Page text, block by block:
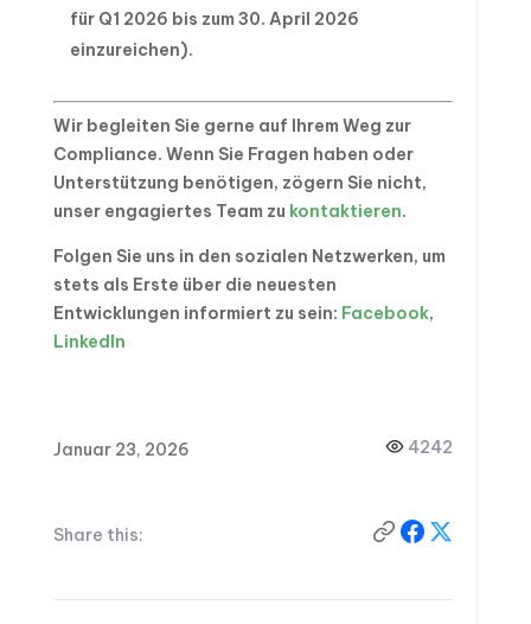
für Q1 2026 bis zum 30. April 2026
einzureichen).
Wir begleiten Sie gerne auf Ihrem Weg zur
Compliance. Wenn Sie Fragen haben oder
Unterstützung benötigen, zögern Sie nicht,
unser engagiertes Team zu kontaktieren.
Folgen Sie uns in den sozialen Netzwerken, um
stets als Erste über die neuesten
Entwicklungen informiert zu sein: Facebook,
LinkedIn
Januar 23, 2026 4242
Share this: